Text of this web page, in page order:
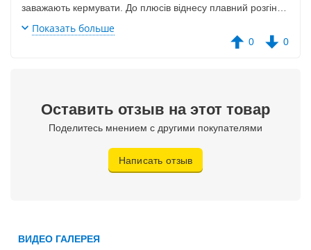
заважають кермувати. До плюсів віднесу плавний розгін,
пластик кузова хоч і товстий, але не викликає довіри. Поки
проблем немає, але думаю при ударі буде тріщина. В
Показать больше
0 0
Оставить отзыв на этот товар
Поделитесь мнением с другими покупателями
Написать отзыв
ВИДЕО ГАЛЕРЕЯ